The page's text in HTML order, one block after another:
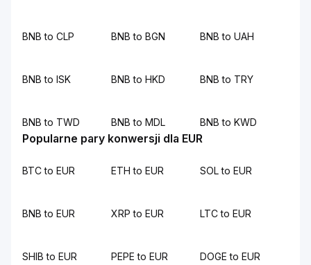
BNB to CLP BNB to BGN BNB to UAH
BNB to ISK BNB to HKD BNB to TRY
BNB to TWD BNB to MDL BNB to KWD
Popularne pary konwersji dla EUR
BTC to EUR ETH to EUR SOL to EUR
BNB to EUR XRP to EUR LTC to EUR
SHIB to EUR PEPE to EUR DOGE to EUR